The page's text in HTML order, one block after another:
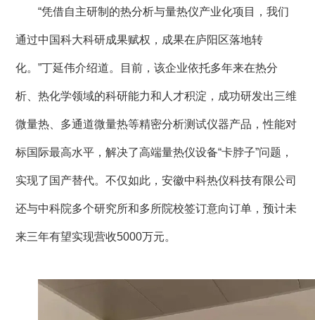
“凭借自主研制的热分析与量热仪产业化项目，我们
通过中国科大科研成果赋权，成果在庐阳区落地转
化。”丁延伟介绍道。目前，该企业依托多年来在热分
析、热化学领域的科研能力和人才积淀，成功研发出三维
微量热、多通道微量热等精密分析测试仪器产品，性能对
标国际最高水平，解决了高端量热仪设备“卡脖子”问题，
实现了国产替代。不仅如此，安徽中科热仪科技有限公司
还与中科院多个研究所和多所院校签订意向订单，预计未
来三年有望实现营收5000万元。